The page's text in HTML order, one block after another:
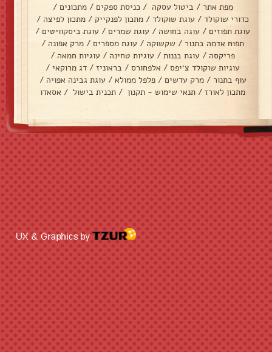
מפת אתר / ביטול עסקה / כניסת ספקים / מתכונים /
כדורי שוקולד / עוגת שוקולד / מתכון לפנקייק / מתכון לפיצה /
עוגת תפוזים / עוגה בחושה / עוגת שמרים / עוגת ביסקוויטים /
תפוח אדמה בתנור / שקשוקה / עוגת מספרים / מרק אפונה /
פריקסה / עוגת בננות / עוגיות טחינה / עוגיות חמאה /
עוגיות שוקולד צ׳יפס / אלפחורס / בראוניז / דג מרוקאי /
עוף בתנור / מרק עדשים / פלפל ממולא / עוגת גבינה אפויה /
מתכון לאורז / תנאי שימוש - תקנון / תכנית בישול / אסאדו